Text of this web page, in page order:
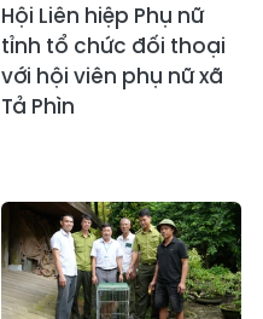
Hội Liên hiệp Phụ nữ
tỉnh tổ chức đối thoại
với hội viên phụ nữ xã
Tả Phìn